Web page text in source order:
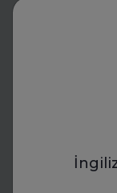
İş Hayatında